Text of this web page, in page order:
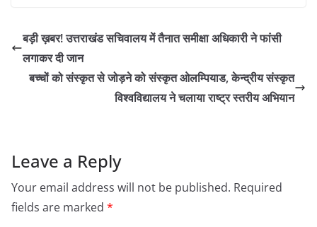
बड़ी ख़बर! उत्तराखंड सचिवालय में तैनात समीक्षा अधिकारी ने फांसी
लगाकर दी जान
बच्चों को संस्कृत से जोड़ने को संस्कृत ओलम्पियाड, केन्द्रीय संस्कृत
विश्वविद्यालय ने चलाया राष्ट्र स्तरीय अभियान
Leave a Reply
Your email address will not be published. Required
fields are marked *